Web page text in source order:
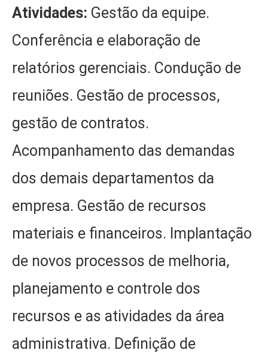
Atividades: Gestão da equipe.
Conferência e elaboração de
relatórios gerenciais. Condução de
reuniões. Gestão de processos,
gestão de contratos.
Acompanhamento das demandas
dos demais departamentos da
empresa. Gestão de recursos
materiais e financeiros. Implantação
de novos processos de melhoria,
planejamento e controle dos
recursos e as atividades da área
administrativa. Definição de